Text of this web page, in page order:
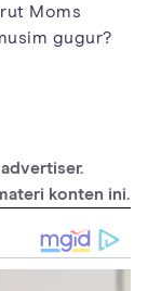
Moms
gugur?
konten ini.